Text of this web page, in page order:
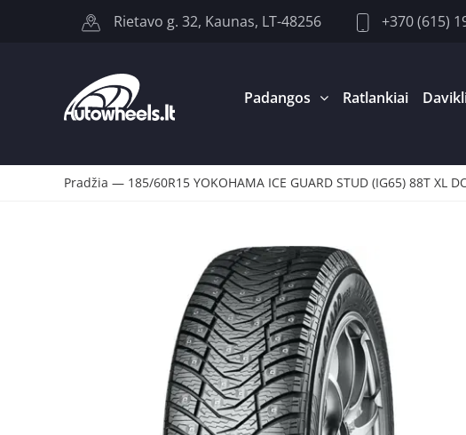
Rietavo g. 32, Kaunas, LT-48256 +370 (615)
Padangos Ratlankiai
Pradžia — 185/60R15 YOKOHAMA ICE GUARD STUD (IG65) 88T XL